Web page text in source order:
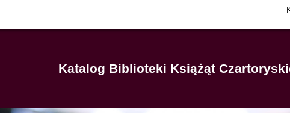
Katalog Biblioteki Książąt